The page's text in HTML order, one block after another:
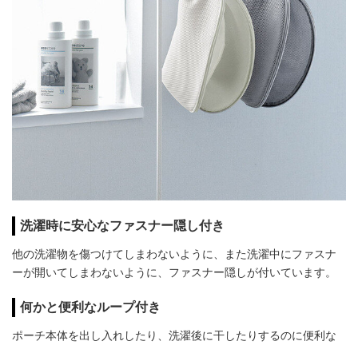
洗濯時に安心なファスナー隠し付き
他の洗濯物を傷つけてしまわないように、また洗濯中にファスナ
ーが開いてしまわないように、ファスナー隠しが付いています。
何かと便利なループ付き
ポーチ本体を出し入れしたり、洗濯後に干したりするのに便利な